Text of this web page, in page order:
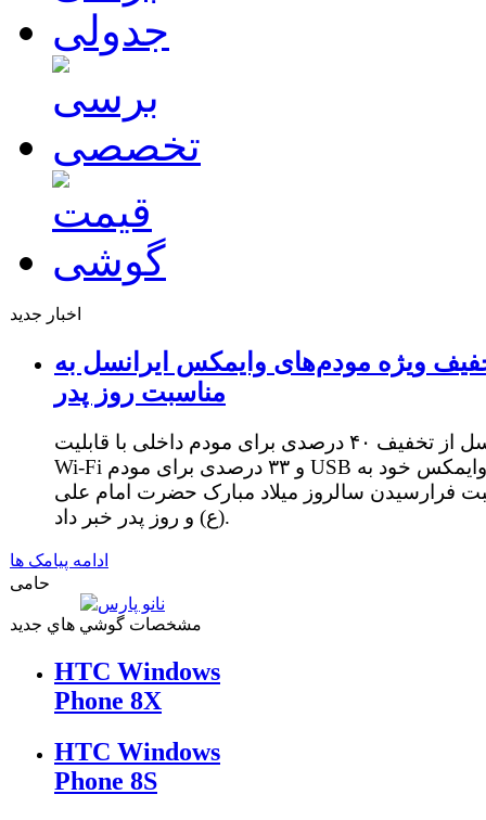
اخبار جدید
ویژه مودم‌های وایمکس ایرانسل به
مناسبت روز پدر
ایرانسل از تخفیف ۴۰ درصدی برای مودم داخلی با قابلیت
Wi-Fi و ۳۳ درصدی برای مودم USB وایمکس خود به
فرارسیدن سالروز میلاد مبارک حضرت امام علی
(ع) و روز پدر خبر داد.
ادامه پیامک ها
حامی
مشخصات گوشي هاي جديد
HTC Windows
Phone 8X
HTC Windows
Phone 8S